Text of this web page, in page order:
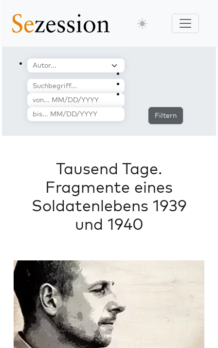
Filtern
Tausend Tage.
Fragmente eines
Soldatenlebens 1939
und 1940